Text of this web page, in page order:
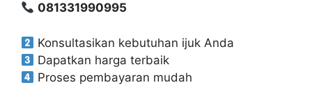
081331990995
Konsultasikan kebutuhan ijuk Anda
Dapatkan harga terbaik
Proses pembayaran mudah